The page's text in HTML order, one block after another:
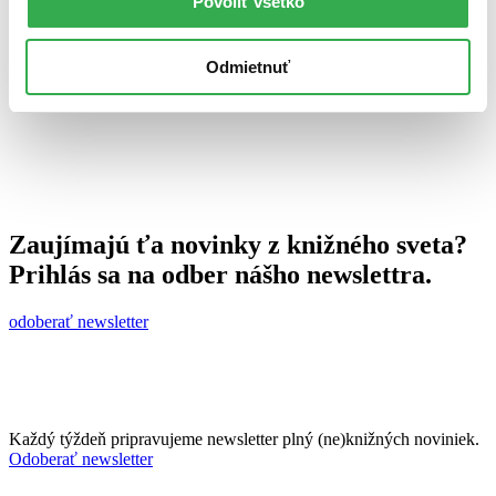
Odmietnuť
Zaujímajú ťa novinky z knižného sveta?
Prihlás sa na odber nášho newslettra.
odoberať newsletter
Každý týždeň pripravujeme newsletter plný (ne)knižných noviniek.
Odoberať newsletter